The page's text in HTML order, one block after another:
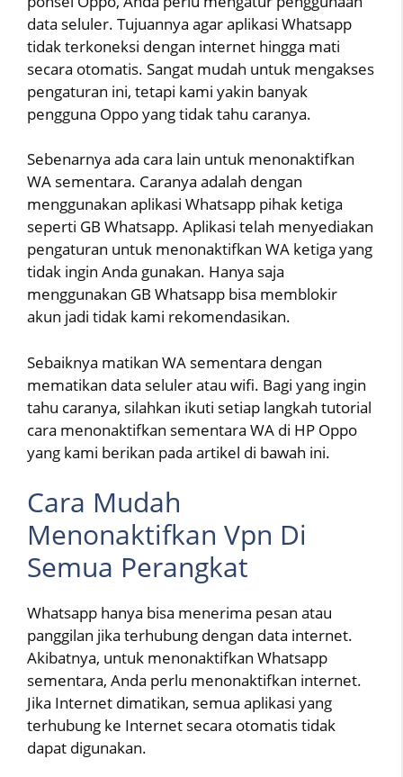
data seluler. Tujuannya agar aplikasi Whatsapp
tidak terkoneksi dengan internet hingga mati
secara otomatis. Sangat mudah untuk mengakses
pengaturan ini, tetapi kami yakin banyak
pengguna Oppo yang tidak tahu caranya.
Sebenarnya ada cara lain untuk menonaktifkan
WA sementara. Caranya adalah dengan
menggunakan aplikasi Whatsapp pihak ketiga
seperti GB Whatsapp. Aplikasi telah menyediakan
pengaturan untuk menonaktifkan WA ketiga yang
tidak ingin Anda gunakan. Hanya saja
menggunakan GB Whatsapp bisa memblokir
akun jadi tidak kami rekomendasikan.
Sebaiknya matikan WA sementara dengan
mematikan data seluler atau wifi. Bagi yang ingin
tahu caranya, silahkan ikuti setiap langkah tutorial
cara menonaktifkan sementara WA di HP Oppo
yang kami berikan pada artikel di bawah ini.
Cara Mudah
Menonaktifkan Vpn Di
Semua Perangkat
Whatsapp hanya bisa menerima pesan atau
panggilan jika terhubung dengan data internet.
Akibatnya, untuk menonaktifkan Whatsapp
sementara, Anda perlu menonaktifkan internet.
Jika Internet dimatikan, semua aplikasi yang
terhubung ke Internet secara otomatis tidak
dapat digunakan.